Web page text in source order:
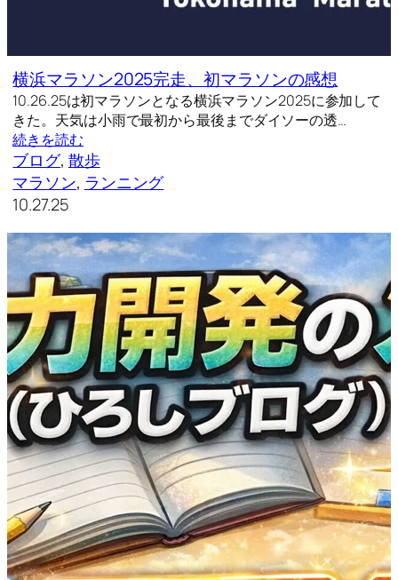
横浜マラソン2025完走、初マラソンの感想
10.26.25は初マラソンとなる横浜マラソン2025に参加して
きた。天気は小雨で最初から最後までダイソーの透…
続きを読む
ブログ, 散歩
マラソン, ランニング
10.27.25